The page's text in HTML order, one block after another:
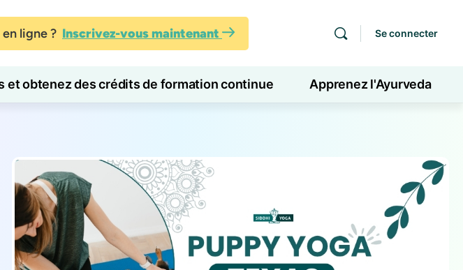
ligne ? Inscrivez-vous maintenant Se connecter
et obtenez des crédits de formation continue Apprenez l'Ayurveda